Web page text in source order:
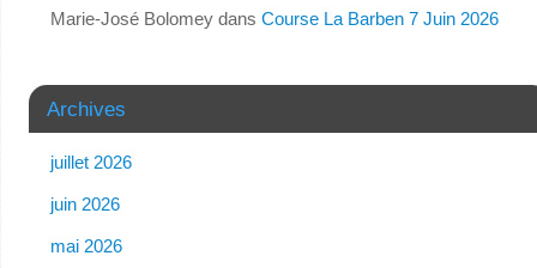
Marie-José Bolomeydans Course La Barben 7 Juin 2026
Archives
juillet 2026
juin 2026
mai 2026